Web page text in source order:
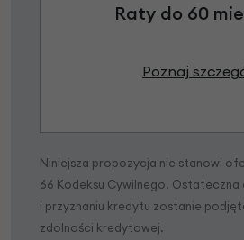
Raty do 60
Poznaj
Niniejsza propozycja nie stanowi
66 Kodeksu Cywilnego. Ostateczna
i przyznaniu kredytu zostanie
zdolności kredytowej.